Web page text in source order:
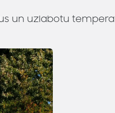
un uzlabotu